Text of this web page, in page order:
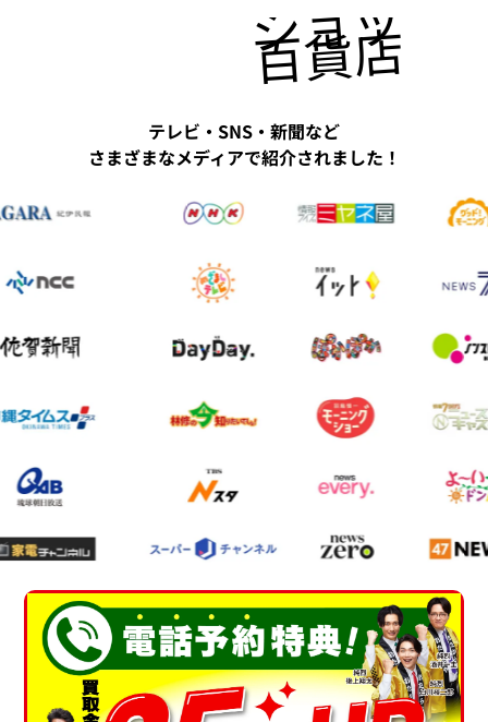
百貨店に
テレビ・SNS・新聞など
さまざまなメディアで紹介されました！